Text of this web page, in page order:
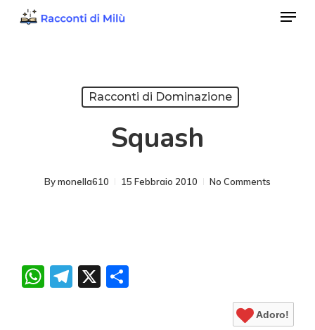
Menu
Racconti di Dominazione
Squash
Bymonella610 15 Febbraio 2010 No Comments
WhatsApp
Telegram
X Condividi
Adoro!